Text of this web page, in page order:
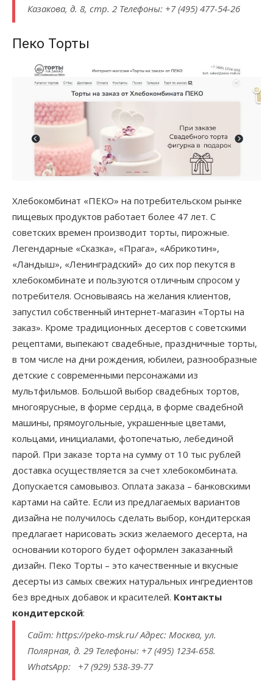
Казакова, д. 8, стр. 2 Телефоны: +7 (495) 477-54-26
Пеко Торты
Хлебокомбинат «ПЕКО» на потребительском рынке
пищевых продуктов работает более 47 лет. С
советских времен производит торты, пирожные.
Легендарные «Сказка», «Прага», «Абрикотин»,
«Ландыш», «Ленинградский» до сих пор пекутся в
хлебокомбинате и пользуются отличным спросом у
потребителя. Основываясь на желания клиентов,
запустил собственный интернет-магазин «Торты на
заказ». Кроме традиционных десертов с советскими
рецептами, выпекают свадебные, праздничные торты,
в том числе на дни рождения, юбилеи, разнообразные
детские с современными персонажами из
мультфильмов. Большой выбор свадебных тортов,
многоярусные, в форме сердца, в форме свадебной
машины, прямоугольные, украшенные цветами,
кольцами, инициалами, фотопечатью, лебединой
парой. При заказе торта на сумму от 10 тыс рублей
доставка осуществляется за счет хлебокомбината.
Допускается самовывоз. Оплата заказа – банковскими
картами на сайте. Если из предлагаемых вариантов
дизайна не получилось сделать выбор, кондитерская
предлагает нарисовать эскиз желаемого десерта, на
основании которого будет оформлен заказанный
дизайн. Пеко Торты – это качественные и вкусные
десерты из самых свежих натуральных ингредиентов
без вредных добавок и красителей. Контакты
кондитерской:
Сайт: https://peko-msk.ru/ Адрес: Москва, ул.
Полярная, д. 29 Телефоны: +7 (495) 1234-658.
WhatsApp: +7 (929) 538-39-77